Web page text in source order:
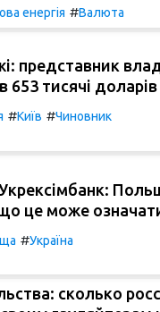
енергія #Валюта
представник
653 тисячі
#Київ #Чиновник
що це може
#Україна
сколько